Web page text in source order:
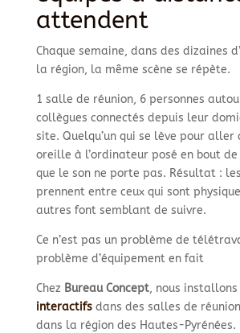
attendent
Chaque semaine, dans des dizaines
la région, la même scène se répète.
1 salle de réunion, 6 personnes
collègues connectés depuis leur
site. Quelqu’un qui se lève pour aller
oreille à l’ordinateur posé en bout
que le son ne porte pas. Résultat :
prennent entre ceux qui sont
autres font semblant de suivre.
Ce n’est pas un problème de
problème d’équipement en fait
Chez Bureau Concept, nous installons
interactifsdans des salles de
dans la région des Hautes-Pyrénées.